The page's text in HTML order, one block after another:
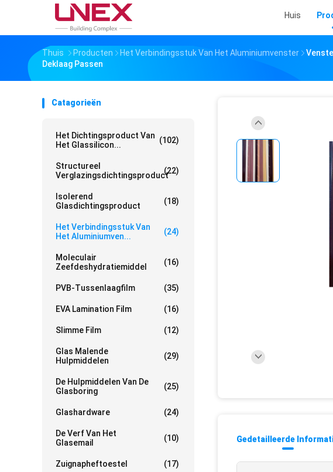
Huis
Thuis Producten Het Verbindingsstuk Van Het Aluminiumvenster
Deklaag Passen
Catagorieën
Het Dichtingsproduct Van
Het Glassilicon...
(102)
Structureel
Verglazingsdichtingsproduct(22)
Isolerend
Glasdichtingsproduct
(18)
Het Verbindingsstuk Van
Het Aluminiumven...
(24)
Moleculair
Zeefdeshydratiemiddel
(16)
PVB-Tussenlaagfilm (35)
EVA Lamination Film (16)
Slimme Film (12)
Glas Malende
Hulpmiddelen
(29)
De Hulpmiddelen Van De
Glasboring
(25)
Glashardware (24)
De Verf Van Het
Glasemail
(10)
Zuignapheftoestel (17)
Gedetailleerde